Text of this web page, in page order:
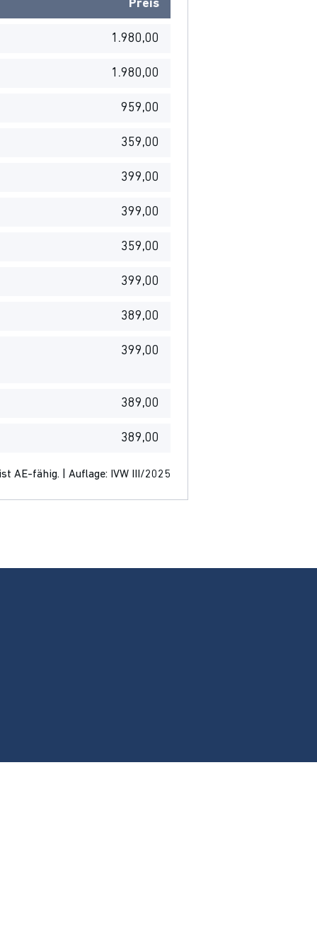
Preis
1.980,00
1.980,00
959,00
359,00
399,00
399,00
359,00
399,00
389,00
399,00
389,00
389,00
AE-fähig. | Auflage: IVW III/2025